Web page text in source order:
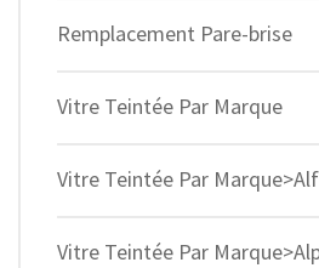
Remplacement Pare-brise
Vitre Teintée Par Marque
Vitre Teintée Par
Vitre Teintée Par